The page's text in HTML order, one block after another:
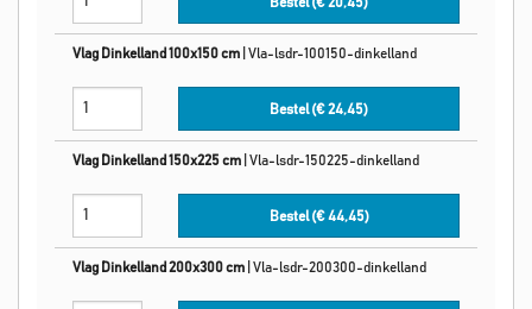
Vlag Dinkelland 100x150 cm Vla-lsdr-100150-dinkelland
Bestel (€24,45)
Vlag Dinkelland 150x225 cm Vla-lsdr-150225-dinkelland
Bestel (€44,45)
Vlag Dinkelland 200x300 cm Vla-lsdr-200300-dinkelland